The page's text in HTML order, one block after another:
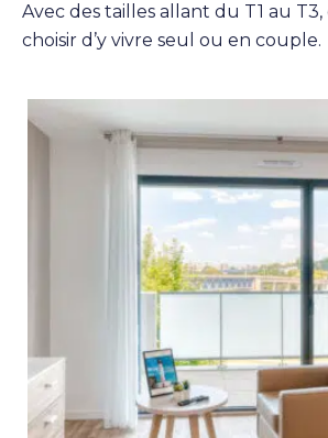
Avec des tailles allant du T1 au
choisir d’y vivre seul ou en couple.